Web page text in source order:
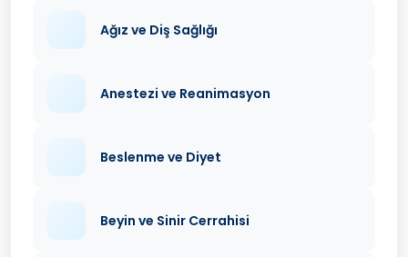
Ağız ve Diş Sağlığı
Anestezi ve Reanimasyon
Beslenme ve Diyet
Beyin ve Sinir Cerrahisi